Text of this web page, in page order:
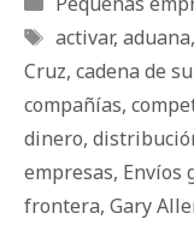
Etiquetas
activar, aduana,
Cruz, cadena de
compañías,
dinero,
empresas, Envíos
frontera, Gary